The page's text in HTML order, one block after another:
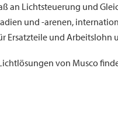
an Lichtsteuerung und
und -arenen,
Ersatzteile und
von Musco